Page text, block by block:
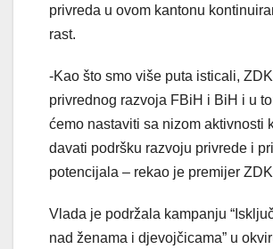
privreda u ovom kantonu
rast.
-Kao što smo više puta isticali,
privrednog razvoja FBiH i BiH i u
ćemo nastaviti sa nizom aktivnosti
davati podršku razvoju privrede i
potencijala – rekao je premijer
Vlada je podržala kampanju
nad ženama i djevojčicama” u